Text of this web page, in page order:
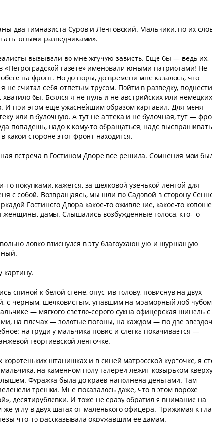
два гимназиста Суров и Лентовский. Мальчики, по их
юными разведчиками».
вызывали во мне жгучую зависть. Еще бы — ведь их,
«Петроградской газете» именовали юными патриотами! Не
на фронт. Но до поры, до времени мне казалось, что
не считал себя отпетым трусом. Пойти в разведку, поднести
бы. Боялся я не пуль и не австрийских или немецких
И при этом еще ужаснейшим образом картавил. Для меня
или в булочную. А тут не аптека и не булочная, тут —
попадешь, надо к кому-то обращаться, надо
какой стороне этот фронт находится.
встреча в Гостином Дворе все решила. Сомнения мои
покупками, кажется, за шелковой узенькой лентой для
с собой. Возвращаясь, мы шли по Садовой в сторону
Гостиного Двора какое-то оживление, какое-то
женщины, дамы. Слышались возбужденные голоса, кто-то
ловко втиснулся в эту благоухающую и шуршащую
картину.
спиной к белой стене, опустив голову, повиснув на двух
с черным, шелковистым, упавшим на мраморный лоб чубом
— мягкого светло-серого сукна офицерская шинель с
на плечах — золотые погоны, на каждом — по две
на груди у мальчика повис и слегка покачивается —
георгиевской ленточке.
штанишках и в синей матросской курточке, я
на каменном полу галереи лежит козырьком кверху
Фуражка была до краев наполнена деньгами. Там
трешки. Мне показалось даже, что в этом ворохе
десятирублевки. И тоже не сразу обратил я внимание на
углу в двух шагах от маленького офицера. Прижимая к
что-то рассказывала окружавшим ее дамам.